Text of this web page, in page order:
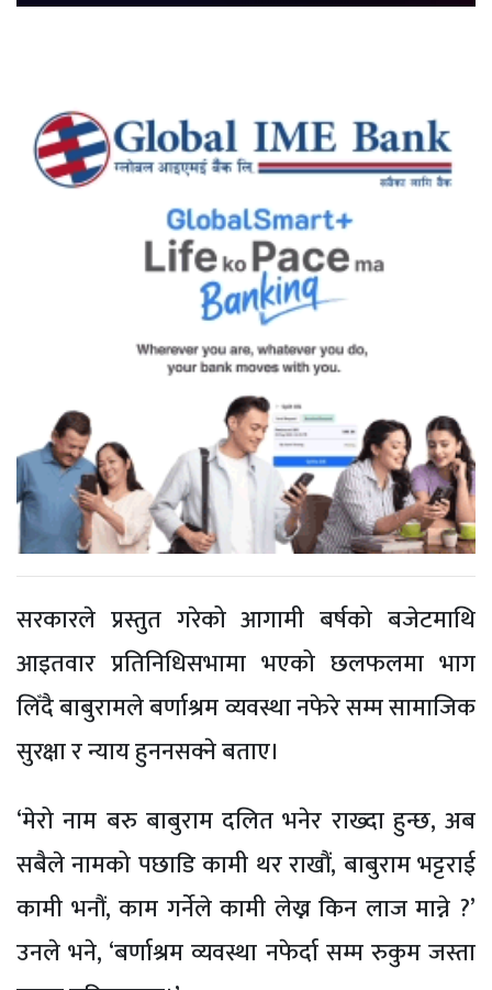
सरकारले प्रस्तुत गरेको आगामी बर्षको बजेटमाथि
आइतवार प्रतिनिधिसभामा भएको छलफलमा भाग
लिँदै बाबुरामले बर्णाश्रम व्यवस्था नफेरे सम्म सामाजिक
सुरक्षा र न्याय हुननसक्ने बताए।
‘मेरो नाम बरु बाबुराम दलित भनेर राख्दा हुन्छ, अब
सबैले नामको पछाडि कामी थर राखौं, बाबुराम भट्टराई
कामी भनौं, काम गर्नेले कामी लेख्न किन लाज मान्ने ?’
उनले भने, ‘बर्णाश्रम व्यवस्था नफेर्दा सम्म रुकुम जस्ता